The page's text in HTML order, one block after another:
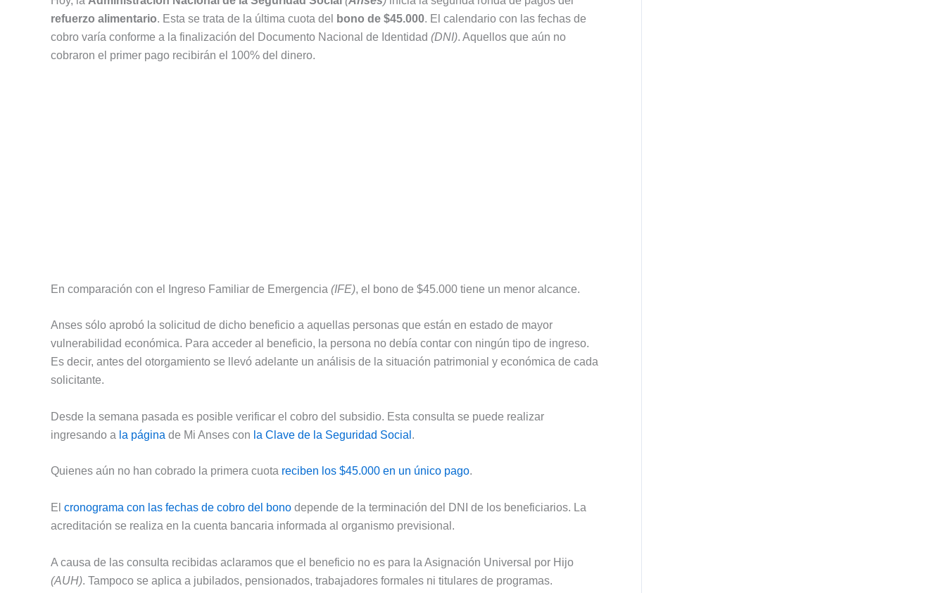
refuerzo alimentario. Esta se trata de la última cuota del bono de $45.000. El calendario con las fechas de
cobro varía conforme a la finalización del Documento Nacional de Identidad (DNI). Aquellos que aún no
cobraron el primer pago recibirán el 100% del dinero.
En comparación con el Ingreso Familiar de Emergencia (IFE), el bono de $45.000 tiene un menor alcance.
Anses sólo aprobó la solicitud de dicho beneficio a aquellas personas que están en estado de mayor
vulnerabilidad económica. Para acceder al beneficio, la persona no debía contar con ningún tipo de ingreso.
Es decir, antes del otorgamiento se llevó adelante un análisis de la situación patrimonial y económica de cada
solicitante.
Desde la semana pasada es posible verificar el cobro del subsidio. Esta consulta se puede realizar
ingresando a la página de Mi Anses con la Clave de la Seguridad Social .
Quienes aún no han cobrado la primera cuota reciben los $45.000 en un único pago.
El cronograma con las fechas de cobro del bono depende de la terminación del DNI de los beneficiarios. La
acreditación se realiza en la cuenta bancaria informada al organismo previsional.
A causa de las consulta recibidas aclaramos que el beneficio no es para la Asignación Universal por Hijo
(AUH). Tampoco se aplica a jubilados, pensionados, trabajadores formales ni titulares de programas.